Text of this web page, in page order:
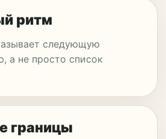
ритм
следующую
а не просто список
границы